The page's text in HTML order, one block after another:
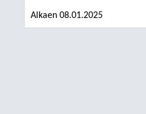
Alkaen 08.01.2025